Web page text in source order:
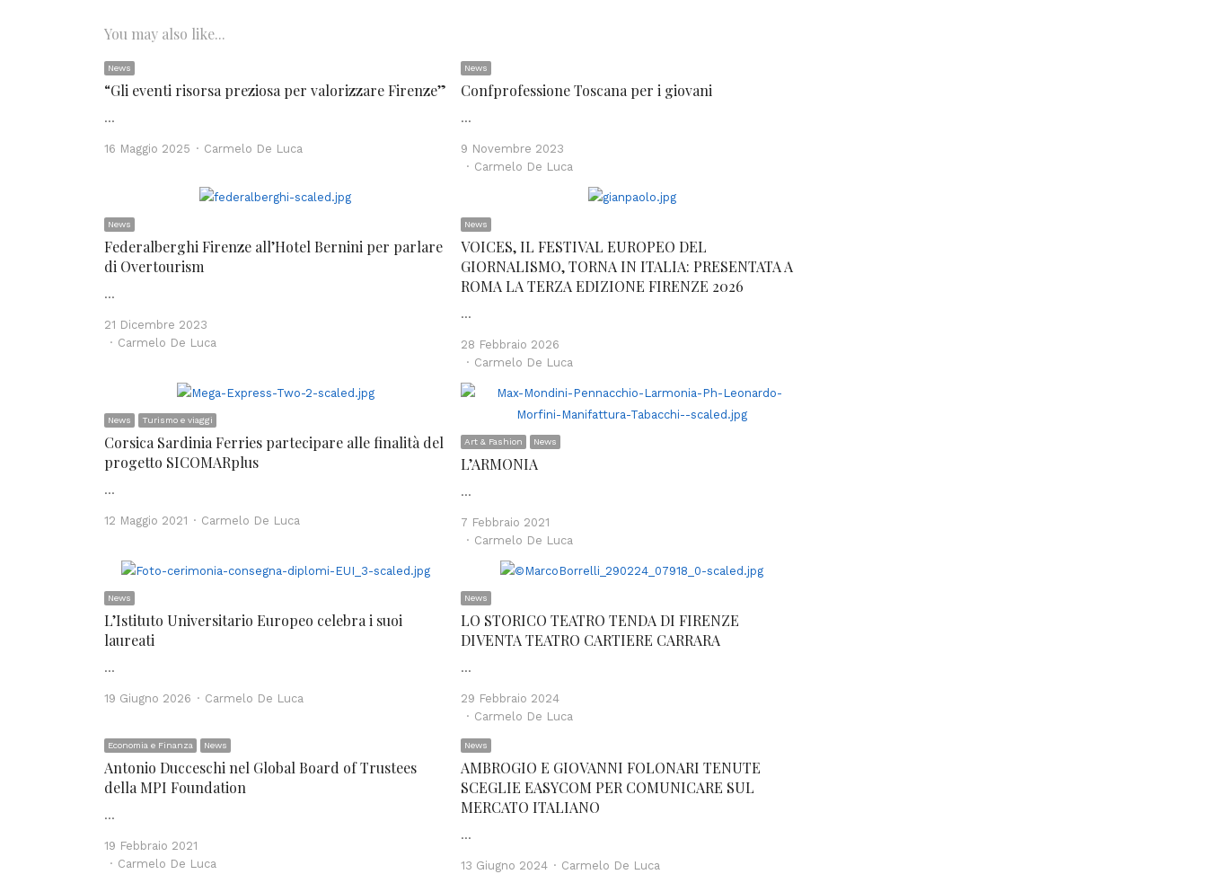
You may also like...
News
“Gli eventi risorsa preziosa per valorizzare Firenze”
…
16 Maggio 2025 Author
Carmelo De Luca
News
Confprofessione Toscana per i giovani
…
9 Novembre 2023
Author
Carmelo De Luca
News
Federalberghi Firenze all’Hotel Bernini per parlare
di Overtourism
…
21 Dicembre 2023
Author
Carmelo De Luca
News
VOICES, IL FESTIVAL EUROPEO DEL
GIORNALISMO, TORNA IN ITALIA: PRESENTATA A
ROMA LA TERZA EDIZIONE FIRENZE 2026
…
28 Febbraio 2026
Author
Carmelo De Luca
News Turismo e viaggi
Corsica Sardinia Ferries partecipare alle finalità del
progetto SICOMARplus
…
12 Maggio 2021 Author
Carmelo De Luca
Art & Fashion News
L’ARMONIA
…
7 Febbraio 2021
Author
Carmelo De Luca
News
L’Istituto Universitario Europeo celebra i suoi
laureati
…
19 Giugno 2026 Author
Carmelo De Luca
News
LO STORICO TEATRO TENDA DI FIRENZE
DIVENTA TEATRO CARTIERE CARRARA
…
29 Febbraio 2024
Author
Carmelo De Luca
Economia e Finanza News
Antonio Ducceschi nel Global Board of Trustees
della MPI Foundation
…
19 Febbraio 2021
Author
Carmelo De Luca
News
AMBROGIO E GIOVANNI FOLONARI TENUTE
SCEGLIE EASYCOM PER COMUNICARE SUL
MERCATO ITALIANO
…
13 Giugno 2024 Author
Carmelo De Luca